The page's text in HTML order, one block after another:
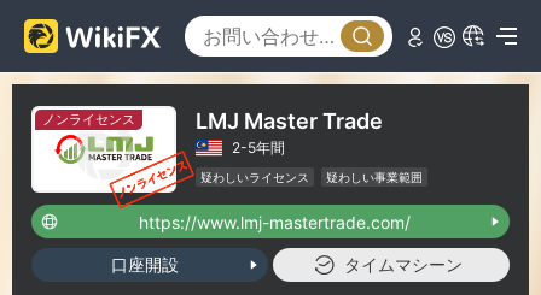
ノンライセンス LMJ Master Trade
2-5年間
疑わしいライセンス
疑わしい事業範囲
ハイリスクレベル
https://www.lmj-mastertrade.com/
口座開設 タイムマシーン
0
1
2
3
0
1